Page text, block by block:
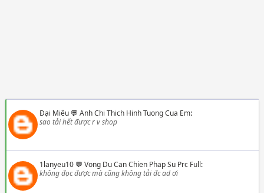
Đại Miêu💬 Anh Chi Thich Hinh Tuong Cua Em:
sao tải hết được r v shop
1lanyeu10💬 Vong Du Can Chien Phap Su Prc Full:
không đọc được mà cũng không tải đc ad ơi